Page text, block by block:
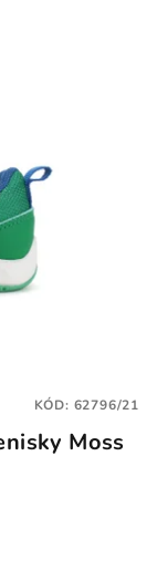
Moss
KÓD: 62796/21